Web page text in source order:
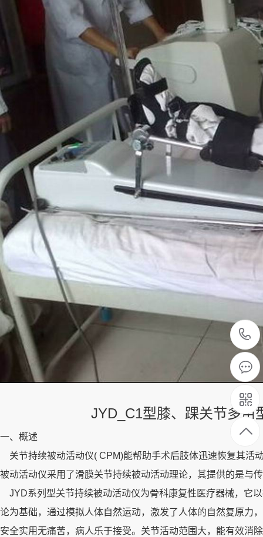
JYD_C1型膝、踝关节多用
一、概述
关节持续被动活动仪( CPM)能帮助手术后肢体迅速恢复其活
被动活动仪采用了滑膜关节持续被动活动理论，其提供的是与
JYD系列型关节持续被动活动仪为骨科康复性医疗器械，它
论为基础，通过模拟人体自然运动，激发了人体的自然复原力
安全实用无痛苦，病人乐于接受。关节活动范围大，能有效消